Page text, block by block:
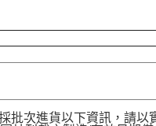
批次進貨以下資訊，請以